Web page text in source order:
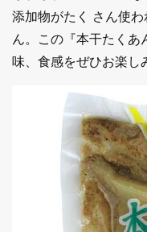
添加物がたく さん使
ん。この『本干たくあ
味、食感をぜひお楽し